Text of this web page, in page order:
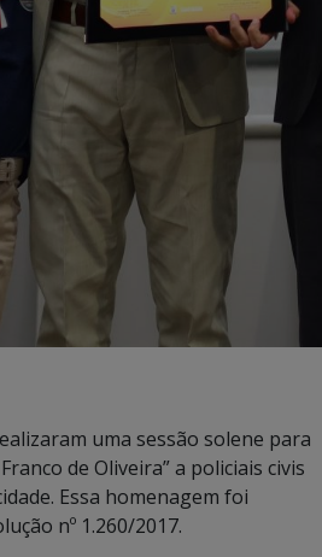
uma sessão solene para
de Oliveira” a policiais civis
Essa homenagem foi
nº 1.260/2017.